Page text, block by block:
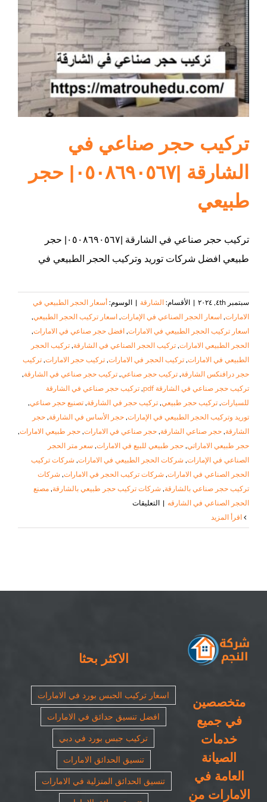
ام القيوين
تركيب حجر صناعي في
الشارقة |٠٥٠٨٦٩٠٥٦٧| حجر
طبيعي
تركيب حجر صناعي في الشارقة |٠٥٠٨٦٩٠٥٦٧| حجر
طبيعي افضل شركات توريد وتركيب الحجر الطبيعي في
سبتمبر ٤th, ٢٠٢٤ | الأقسام: الشارقة | الوسوم: أسعار الحجر الطبيعي في
الامارات, اسعار الحجر الصناعي في الإمارات, اسعار تركيب الحجر الطبيعي,
اسعار تركيب الحجر الطبيعي في الامارات, افضل حجر صناعي في الامارات,
الحجر الطبيعي الامارات, تركيب الحجر الصناعي في الشارقة, تركيب الحجر
الطبيعي في الامارات, تركيب الحجر في الامارات, تركيب حجر الامارات, تركيب
حجر درافنكس الشارقة, تركيب حجر صناعي, تركيب حجر صناعي في الشارقة,
تركيب حجر صناعي في الشارقة pdf
, تركيب حجر صناعي في الشارقة
للسيارات, تركيب حجر طبيعي, تركيب حجر في الشارقة, تصنيع حجر صناعي,
توريد وتركيب الحجر الطبيعي في الإمارات, حجر الأساس في الشارقة, حجر
الشارقة, حجر صناعي الشارقة, حجر صناعي في الامارات, حجر طبيعي الامارات,
حجر طبيعي الاماراتي, حجر طبيعي للبيع في الامارات, سعر متر الحجر
الصناعي في الإمارات, شركات الحجر الطبيعي في الامارات, شركات تركيب
الحجر الصناعي في الامارات, شركات تركيب الحجر في الامارات, شركات
تركيب حجر صناعي بالشارقة, شركات تركيب حجر طبيعي بالشارقة, مصنع
الحجر الصناعي في الشارقه | التعليقاتعلى
حجر
متخصصين
في جميع
خدمات
الصيانة
العامة في
الامارات من
الاكثر بحثا
اسعار تركيب الجبس بورد في الامارات
افضل تنسيق حدائق في الامارات
تركيب جبس بورد في دبي
تنسيق الحدائق الامارات
تنسيق الحدائق المنزلية في الامارات